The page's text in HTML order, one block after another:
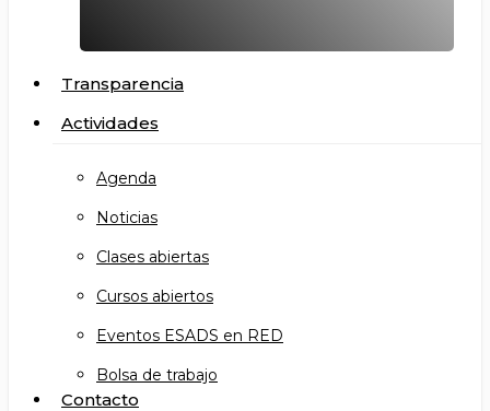
Transparencia
Actividades
Agenda
Noticias
Clases abiertas
Cursos abiertos
Eventos ESADS en RED
Bolsa de trabajo
Contacto